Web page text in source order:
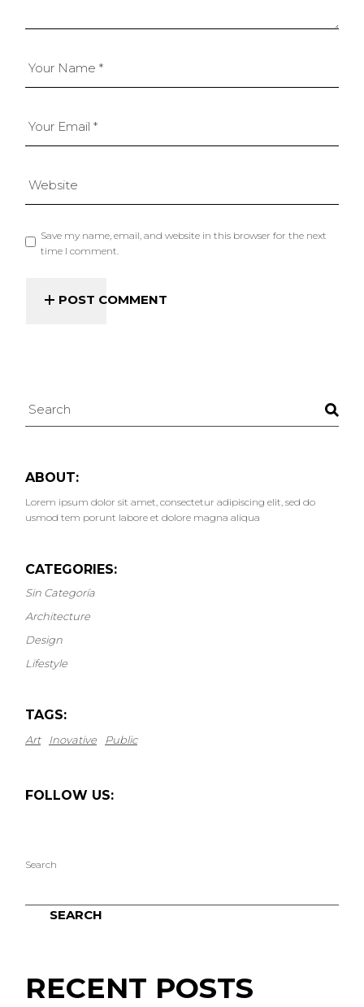
Save my name, email, and website in this browser for the next
time I comment.
POST COMMENT
ABOUT:
Lorem ipsum dolor sit amet, consectetur adipiscing elit, sed do
usmod tem porunt labore et dolore magna aliqua
CATEGORIES:
Sin Categoría
Architecture
Design
Lifestyle
TAGS:
Art Inovative Public
FOLLOW US:
Search
SEARCH
RECENT POSTS